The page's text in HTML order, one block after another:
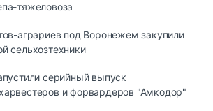
тяжеловоза
аграриев под Воронежем закупили
сельхозтехники
серийный выпуск
и форвардеров "Амкодор"